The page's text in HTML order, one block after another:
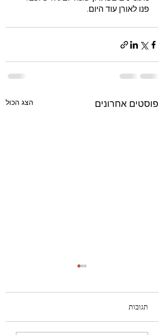
פנו לאורן עוד היום.
פוסטים אחרונים הצג הכול
תגובות